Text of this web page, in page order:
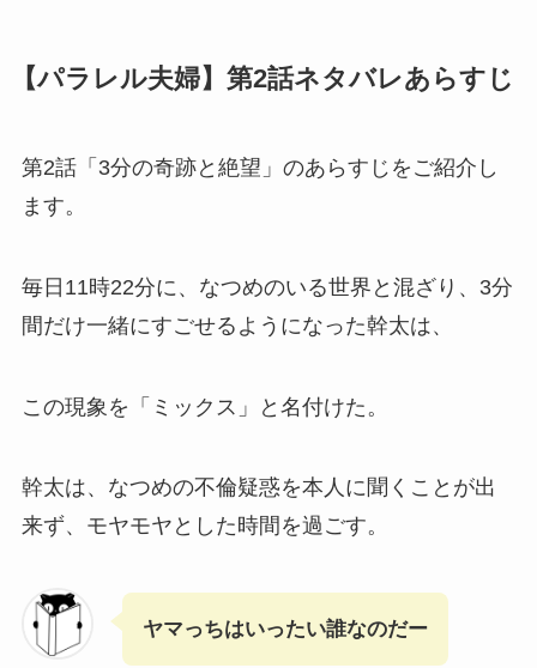
【パラレル夫婦】第2話ネタバレあらすじ
第2話「3分の奇跡と絶望」のあらすじをご紹介し
ます。
毎日11時22分に、なつめのいる世界と混ざり、3分
間だけ一緒にすごせるようになった幹太は、
この現象を「ミックス」と名付けた。
幹太は、なつめの不倫疑惑を本人に聞くことが出
来ず、モヤモヤとした時間を過ごす。
ヤマっちはいったい誰なのだー